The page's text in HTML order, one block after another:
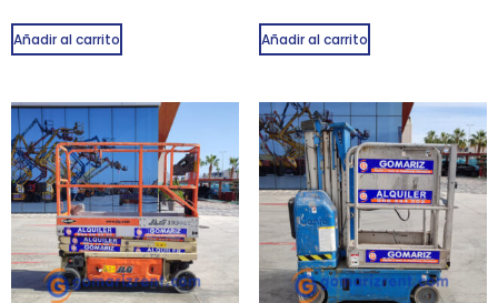
Añadir al carrito Añadir al carrito